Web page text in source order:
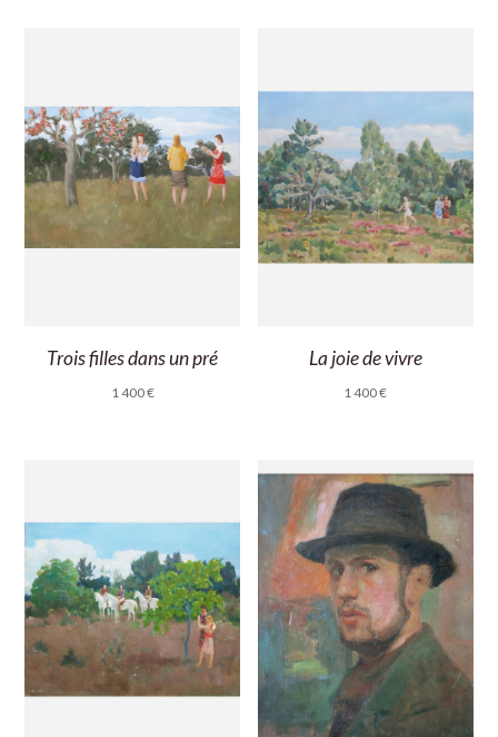
Trois filles dans un pré
1 400€
La joie de vivre
1 400€